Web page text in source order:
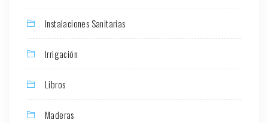
Instalaciones Sanitarias
Irrigación
Libros
Maderas